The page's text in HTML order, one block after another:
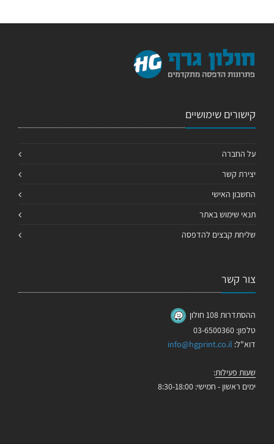
קישורים שימושיים
על החברה
יצירת קשר
החשבון האישי
תנאי שימוש באתר
שליחת קבצים להדפסה
צור קשר
ההסתדרות 108 חולון
טלפון: 03-6500360
דוא"ל: info@hgprint.co.il
שעות פעילות:
ימים ראשון - חמישי: 8:30-18:00